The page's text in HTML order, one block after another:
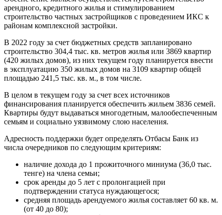
арендного, кредитного жилья и стимулированием
строительство частных застройщиков с проведением ИКС к
районам комплексной застройки.
В 2022 году за счет бюджетных средств запланировано
строительство 304,4 тыс. кв. метров жилья или 3869 квартир
(420 жилых домов), из них текущем году планируется ввести
в эксплуатацию 350 жилых домов на 3109 квартир общей
площадью 241,5 тыс. кв. м., в том числе.
В целом в текущем году за счет всех источников
финансирования планируется обеспечить жильем 3836 семей.
Квартиры будут выдаваться многодетным, малообеспеченным
семьям и социально уязвимому слою населения.
Адресность поддержки будет определять Отбасы Банк из
числа очередников по следующим критериям:
наличие дохода до 1 прожиточного миниума (36,0 тыс.
тенге) на члена семьи;
срок аренды до 5 лет с пролонгацией при
подтверждении статуса нуждающегося;
средняя площадь арендуемого жилья составляет 60 кв. м.
(от 40 до 80);